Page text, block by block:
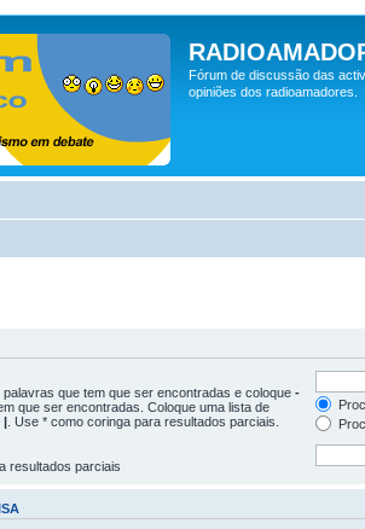
Fórum de discussão das
opiniões dos radioamadores.
palavras que tem que ser encontradas e coloque -
que ser encontradas. Coloque uma lista de
| . Use * como coringa para resultados parciais.
resultados parciais